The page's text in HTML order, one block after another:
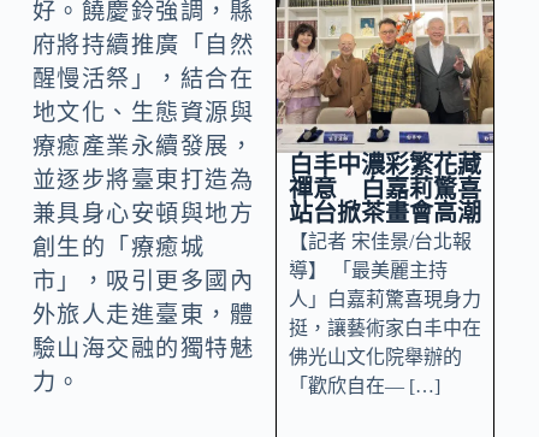
好。饒慶鈴強調，縣
府將持續推廣「自然
醒慢活祭」，結合在
地文化、生態資源與
療癒產業永續發展，
並逐步將臺東打造為
兼具身心安頓與地方
創生的「療癒城
市」，吸引更多國內
外旅人走進臺東，體
驗山海交融的獨特魅
力。
白丰中濃彩繁花藏
禪意 白嘉莉驚喜
站台掀茶畫會高潮
【記者 宋佳景/台北報
導】 「最美麗主持
人」白嘉莉驚喜現身力
挺，讓藝術家白丰中在
佛光山文化院舉辦的
「歡欣自在— […]